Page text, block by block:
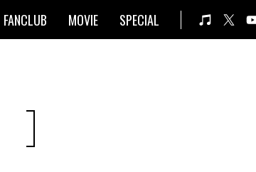
FANCLUB MOVIE SPECIAL